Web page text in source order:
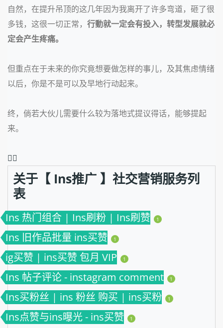
自然，在提升吊顶的这几年因为我离开了许多弯道，砸了很
多钱，这很一切正常， 行動就一定会有投入，转型发展就必
定会产生疼痛。
但重点在于未来的你究竟想要做怎样的事儿，及其焦虑情绪
以后，你是不是可以及早地行动起来。
终，倘若大伙儿需要什么较为落地式提议得话， 能够提起
来。
❤️‍🔥
关于【 Ins推广 】社交营销服务列
表
Ins 热门组合 | Ins刷粉 | Ins刷赞 1
Ins 旧作品批量 ins买赞 1
ig买赞 | ins买赞 包月 VIP 1
Ins 帖子评论 - instagram comment 1
Ins买粉丝 | ins 粉丝 购买 | ins买粉 1
Ins点赞与ins曝光 - ins买赞 1